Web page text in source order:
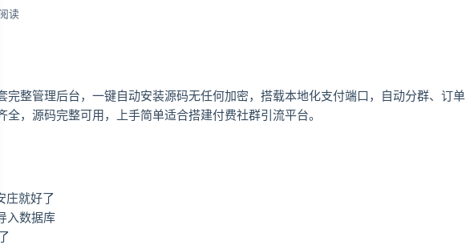
读
完整管理后台，一键自动安装源码无任何加密，搭载本地化支付端口，自动分群、订单
全，源码完整可用，上手简单适合搭建付费社群引流平台。
庄就好了
入数据库